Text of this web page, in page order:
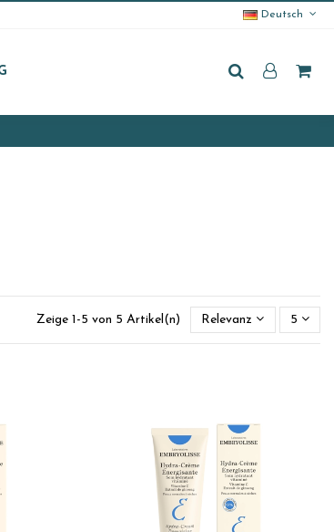
Deutsch
Zeige 1-5 von 5 Artikel(n) Relevanz 5